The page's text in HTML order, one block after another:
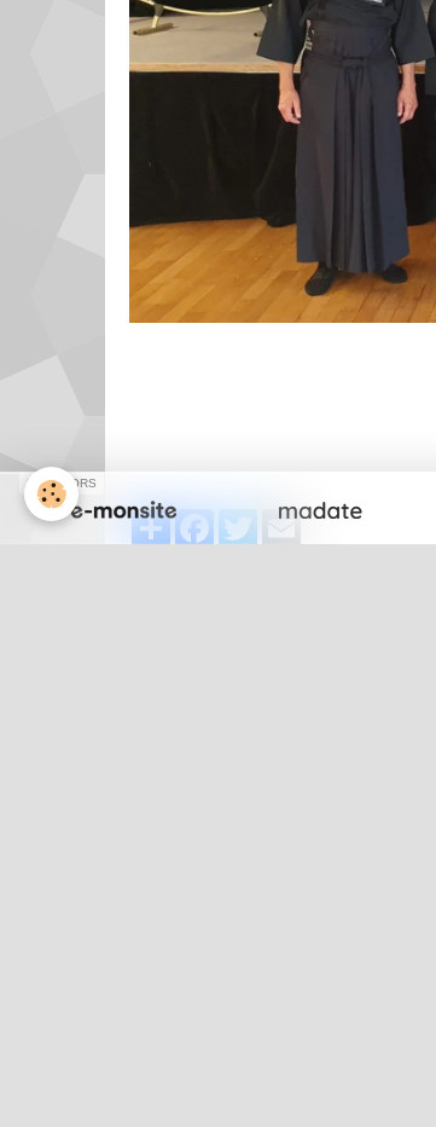
PartagerFacebookTwitterEmail
SPONSORS